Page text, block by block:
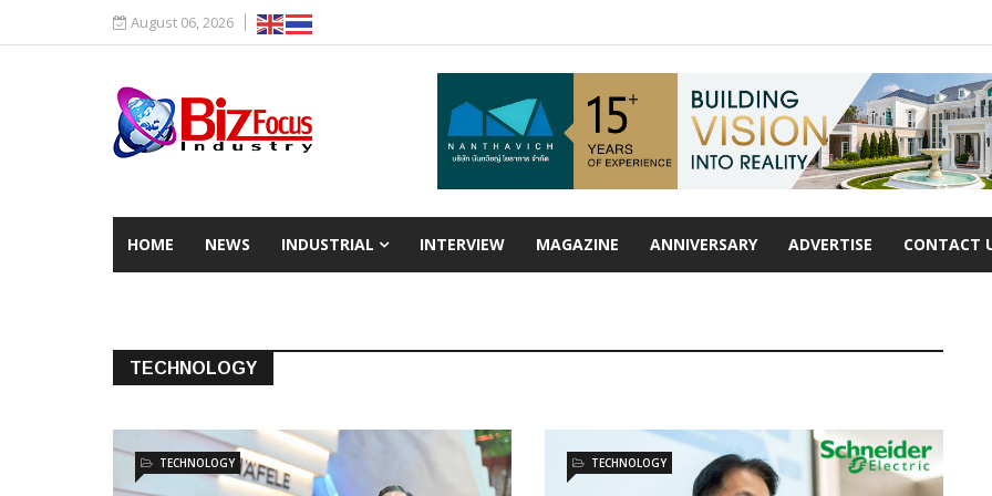
August 06, 2026
HOME NEWS INDUSTRIAL INTERVIEW MAGAZINE ANNIVERSARY ADVERTISE CONTACT
TECHNOLOGY
TECHNOLOGY TECHNOLOGY